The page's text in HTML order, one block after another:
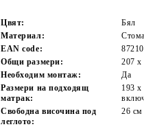
Цвят:
Бял
Материал:
EAN code:
Общи размери:
207
Необходим монтаж:
Да
Размери на подходящ
матрак:
193
Свободна височина под
леглото:
26 см